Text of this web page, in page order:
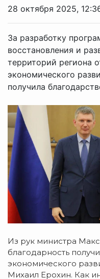
28 октября 2025,
За разработку
восстановления и
территорий региона
экономического
получила
Из рук министра
благодарность
экономического
Михаил Ерохин. Как